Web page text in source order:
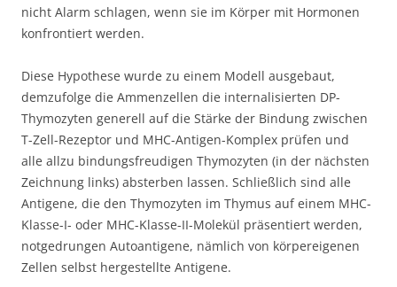
nicht Alarm schlagen, wenn sie im Körper mit Hormonen
konfrontiert werden.
Diese Hypothese wurde zu einem Modell ausgebaut,
demzufolge die Ammenzellen die internalisierten DP-
Thymozyten generell auf die Stärke der Bindung zwischen
T-Zell-Rezeptor und MHC-Antigen-Komplex prüfen und
alle allzu bindungsfreudigen Thymozyten (in der nächsten
Zeichnung links) absterben lassen. Schließlich sind alle
Antigene, die den Thymozyten im Thymus auf einem MHC-
Klasse-I- oder MHC-Klasse-II-Molekül präsentiert werden,
notgedrungen Autoantigene, nämlich von körpereigenen
Zellen selbst hergestellte Antigene.